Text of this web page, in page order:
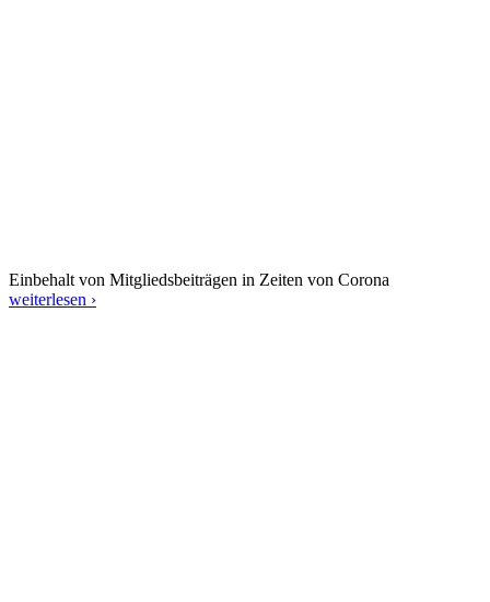
Einbehalt von Mitgliedsbeiträgen in Zeiten von Corona
weiterlesen ›